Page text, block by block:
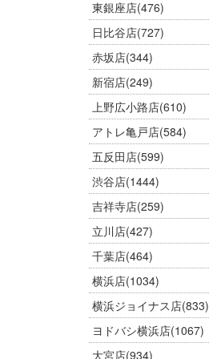
東銀座店(476)
日比谷店(727)
赤坂店(344)
新宿店(249)
上野広小路店(610)
アトレ亀戸店(584)
五反田店(599)
渋谷店(1444)
吉祥寺店(259)
立川店(427)
千葉店(464)
横浜店(1034)
横浜ジョイナス店(833)
ヨドバシ横浜店(1067)
大宮店(934)